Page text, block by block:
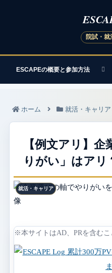
ESCAPEの概要と参加方法
ホーム 就活・キャリア
【例文アリ】
りがい」はアリ
就活・キャリア
※本サイトはAD、PRを含むこ